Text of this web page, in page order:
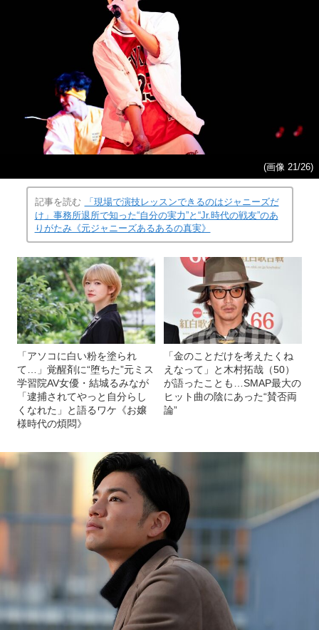
(画像 21/26)
記事を読む
「現場で演技レッスンできるのはジャニーズだ
け」事務所退所で知った“自分の実力”と“Jr.時代の戦友”のあ
りがたみ《元ジャニーズあるあるの真実》
「アソコに白い粉を塗られ
て…」覚醒剤に“堕ちた”元ミス
学習院AV女優・結城るみなが
「逮捕されてやっと自分らし
くなれた」と語るワケ《お嬢
様時代の煩悶》
「金のことだけを考えたくね
えなって」と木村拓哉（50）
が語ったことも…SMAP最大の
ヒット曲の陰にあった“賛否両
論”